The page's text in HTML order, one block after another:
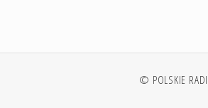
© POLSKIE